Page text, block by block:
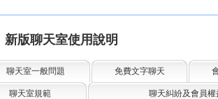
新版聊天室使用說明
聊天室一般問題 免費文字聊天
聊天室規範 聊天糾紛及會員權